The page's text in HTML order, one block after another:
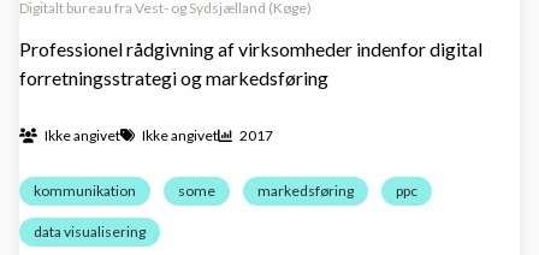
Digitalt bureau fra Vest- og Sydsjælland (Køge)
Professionel rådgivning af virksomheder indenfor digital
forretningsstrategi og markedsføring
Ikke angivet Ikke angivet 2017
kommunikation some markedsføring ppc
data visualisering